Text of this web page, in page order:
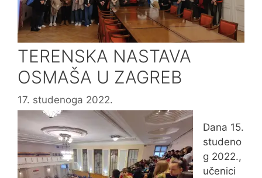
TERENSKA NASTAVA
OSMAŠA U ZAGREB
17. studenoga 2022.
Dana 15.
studeno
g 2022.,
učenici